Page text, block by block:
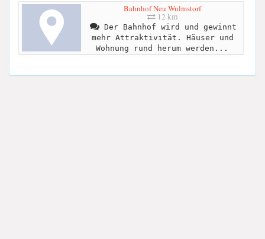
Bahnhof Neu Wulmstorf
12 km
Der Bahnhof wird und gewinnt
mehr Attraktivität. Häuser und
Wohnung rund herum werden...